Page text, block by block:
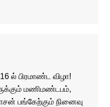
ல் பிரமாண்ட விழா!
மணிமண்டபம்,
பங்கேற்கும் நினைவு